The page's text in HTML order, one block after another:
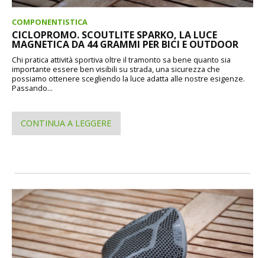
COMPONENTISTICA
CICLOPROMO. SCOUTLITE SPARKO, LA LUCE
MAGNETICA DA 44 GRAMMI PER BICI E OUTDOOR
Chi pratica attività sportiva oltre il tramonto sa bene quanto sia
importante essere ben visibili su strada, una sicurezza che
possiamo ottenere scegliendo la luce adatta alle nostre esigenze.
Passando...
CONTINUA A LEGGERE